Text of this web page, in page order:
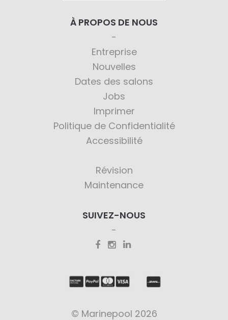
À PROPOS DE NOUS
Entreprise
Nouvelles
Dates des salons
Jobs
Imprimer
Politique de Confidentialité
Accessibilité
Révision
Maintenance
SUIVEZ-NOUS
© Marinepool 2026